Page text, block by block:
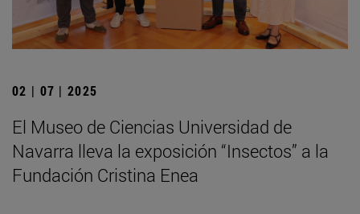
02 | 07 | 2025
El Museo de Ciencias Universidad de
Navarra lleva la exposición “Insectos” a la
Fundación Cristina Enea